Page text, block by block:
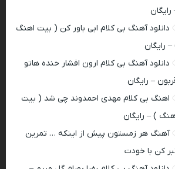
رایگان
دانلود آهنگ بی کلام ابی باور کن ( بیت اهنگ
– رایگان
دانلود آهنگ بی کلام ارون افشار خنده هاتو
– رایگان
اهنگ بی کلام مهدی احمدوند چی شد ( بیت
) – رایگان
آهنگ هر زمستون پیش از اینکه … تمرین
کن با خودت